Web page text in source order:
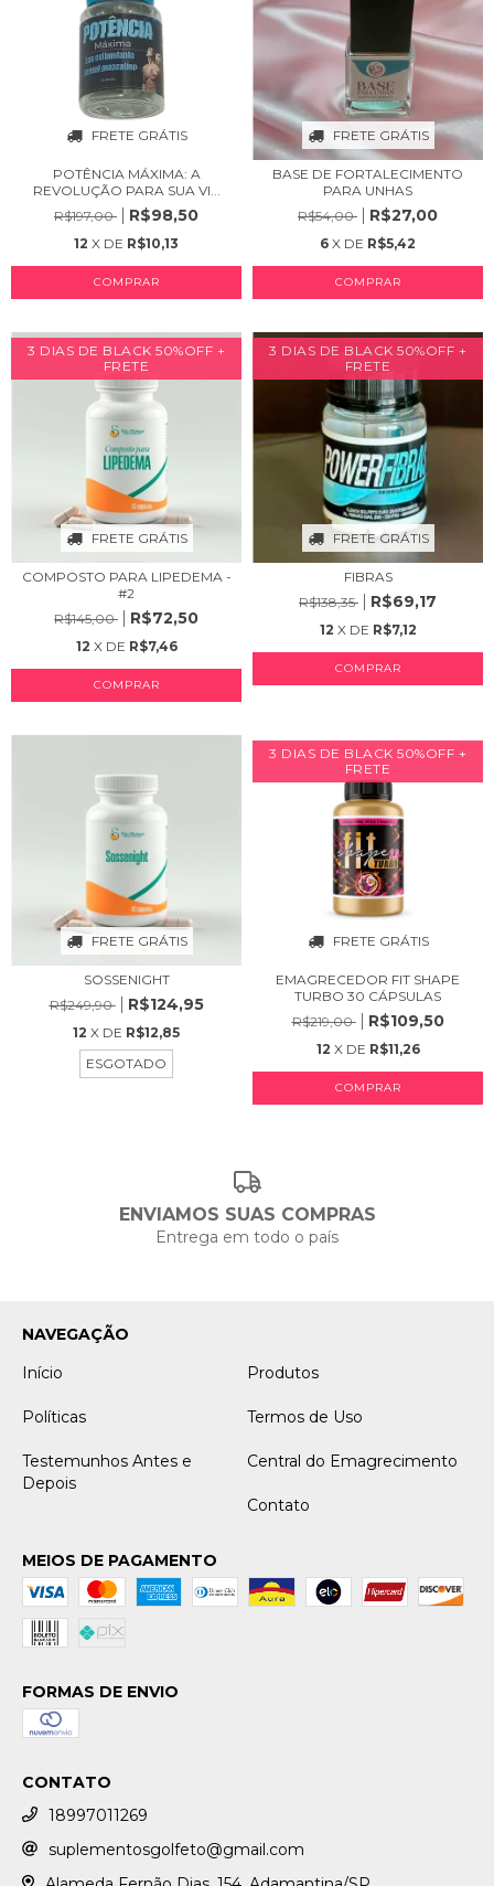
FRETE GRÁTIS
POTÊNCIA MÁXIMA: A
REVOLUÇÃO PARA SUA VI...
R$197,00
R$98,50
12 X DE R$10,13
FRETE GRÁTIS
BASE DE FORTALECIMENTO
PARA UNHAS
R$54,00
R$27,00
6 X DE R$5,42
3 DIAS DE BLACK 50%OFF +
FRETE
FRETE GRÁTIS
COMPOSTO PARA LIPEDEMA -
#2
R$145,00
R$72,50
12 X DE R$7,46
3 DIAS DE BLACK 50%OFF +
FRETE
FRETE GRÁTIS
FIBRAS
R$138,35
R$69,17
12 X DE R$7,12
FRETE GRÁTIS
SOSSENIGHT
R$249,90
R$124,95
12 X DE R$12,85
ESGOTADO
3 DIAS DE BLACK 50%OFF +
FRETE
FRETE GRÁTIS
EMAGRECEDOR FIT SHAPE
TURBO 30 CÁPSULAS
R$219,00
R$109,50
12 X DE R$11,26
COMPRAR
ENVIAMOS SUAS COMPRAS
Entrega em todo o país
NAVEGAÇÃO
Início
Produtos
Políticas Termos de Uso
Testemunhos Antes e
Depois
Central do Emagrecimento
Contato
MEIOS DE PAGAMENTO
FORMAS DE ENVIO
CONTATO
18997011269
suplementosgolfeto@gmail.com